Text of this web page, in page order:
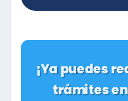
¡Ya puedes
trámites